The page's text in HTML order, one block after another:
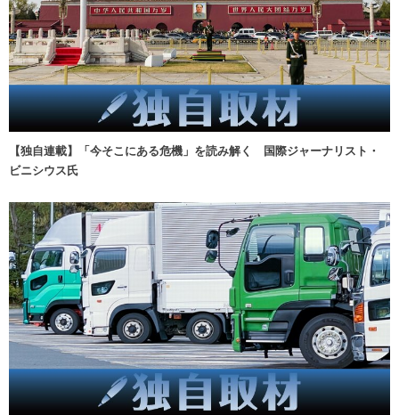
【独自連載】「今そこにある危機」を読み解く 国際ジャーナリスト・
ビニシウス氏